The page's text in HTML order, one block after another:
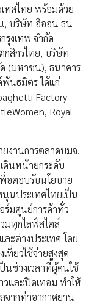
เทศไทย พร้อมด้วย
, บริษัท อิออน ธน
งเทพ จำกัด
กสิกรไทย, บริษัท
(มหาชน), ธนาคาร
นธมิตร ได้แก่
Factory
Royal
งานการตลาดบมจ.
นหน้ายกระดับ
พื่อตอบรับนโยบาย
นประเทศไทยเป็น
ร์มศูนย์การค้าทั่ว
มทุกไลฟ์สไตล์
ะต่างประเทศ โดย
ที่ยวใช้จ่ายสูงสุด
นช่วงเวลาที่ผู้คนใช้
วและปิดเทอม ทำให้
จากท่าอากาศยาน